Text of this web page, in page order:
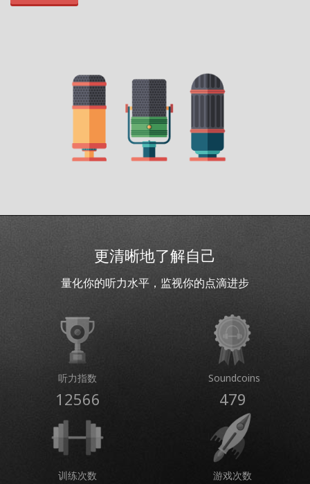
更清晰地了解自己
量化你的听力水平，监视你的点滴进步
听力指数
12566
Soundcoins
479
训练次数 游戏次数